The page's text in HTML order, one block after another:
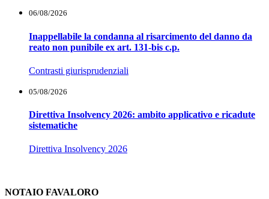
06/08/2026
Inappellabile la condanna al risarcimento del danno da
reato non punibile ex art. 131-bis c.p.
Contrasti giurisprudenziali
05/08/2026
Direttiva Insolvency 2026: ambito applicativo e ricadute
sistematiche
Direttiva Insolvency 2026
NOTAIO FAVALORO